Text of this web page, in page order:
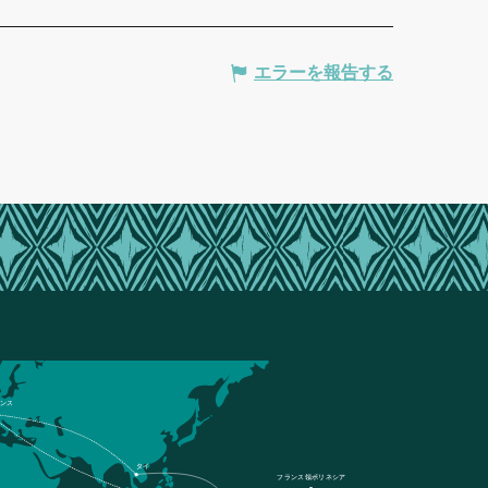
エラーを報告する
ス
フランス領ポリネシア
タイ